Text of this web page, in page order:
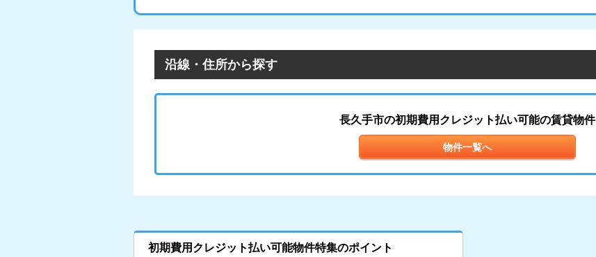
沿線・住所から探す
長久手市の初期費用クレジット払い可能の賃貸物件
物件一覧へ
初期費用クレジット払い可能物件特集のポイント